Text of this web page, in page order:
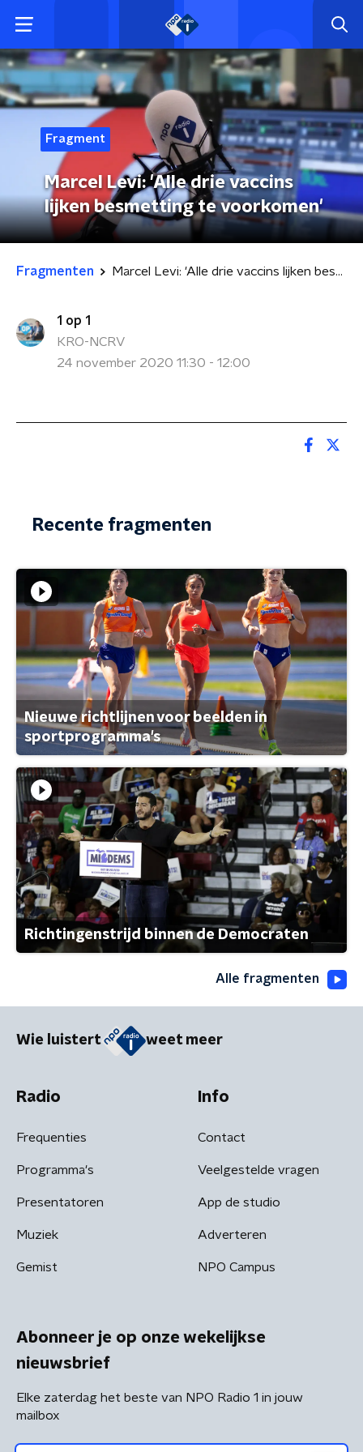
Fragment
Marcel Levi: 'Alle drie vaccins
lijken besmetting te voorkomen'
Fragmenten Marcel Levi: 'Alle drie vaccins lijken besmetting te voorkomen'
1 op 1
KRO-NCRV
24 november 2020 11:30 - 12:00
Recente fragmenten
Nieuwe richtlijnen voor beelden in
sportprogramma's
Richtingenstrijd binnen de Democraten
Alle fragmenten
Wie luistert weet meer
Radio
Frequenties
Programma's
Presentatoren
Muziek
Gemist
Info
Contact
Veelgestelde vragen
App de studio
Adverteren
NPO Campus
Abonneer je op onze wekelijkse
nieuwsbrief
Elke zaterdag het beste van NPO Radio 1 in jouw
mailbox